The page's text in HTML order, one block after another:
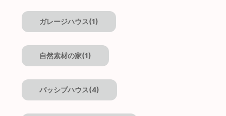
ガレージハウス(1)
自然素材の家(1)
パッシブハウス(4)